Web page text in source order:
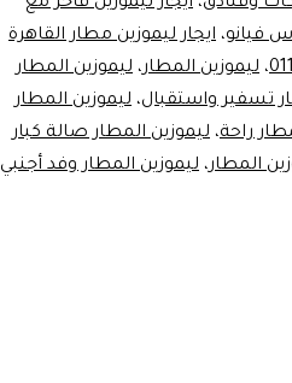
فيانو، ايجار ليموزين مطار القاهرة
، ليموزين المطار، ليموزين المطار
تسفير واستقبال، ليموزين المطار
راحة، ليموزين المطار صالة كبار
المطار، ليموزين المطار وفد أجنبي